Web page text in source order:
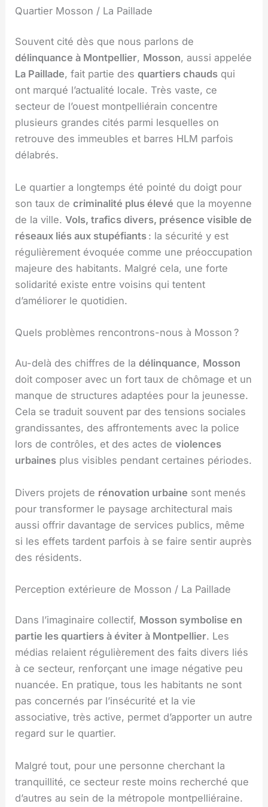
Quartier Mosson / La Paillade
Souvent cité dès que nous parlons de
délinquance à Montpellier, Mosson, aussi appelée
La Paillade, fait partie desquartiers chauds qui
ont marqué l’actualité locale. Très vaste, ce
secteur de l’ouest montpelliérain concentre
plusieurs grandes cités parmi lesquelles on
retrouve des immeubles et barres HLM parfois
délabrés.
Le quartier a longtemps été pointé du doigt pour
son taux decriminalité plus élevé que la moyenne
de la ville.Vols, trafics divers, présence visible de
réseaux liés aux stupéfiants : la sécurité y est
régulièrement évoquée comme une préoccupation
majeure des habitants. Malgré cela, une forte
solidarité existe entre voisins qui tentent
d’améliorer le quotidien.
Quels problèmes rencontrons-nous à Mosson ?
Au-delà des chiffres de ladélinquance, Mosson
doit composer avec un fort taux de chômage et un
manque de structures adaptées pour la jeunesse.
Cela se traduit souvent par des tensions sociales
grandissantes, des affrontements avec la police
lors de contrôles, et des actes deviolences
urbaines plus visibles pendant certaines périodes.
Divers projets de rénovation urbaine sont menés
pour transformer le paysage architectural mais
aussi offrir davantage de services publics, même
si les effets tardent parfois à se faire sentir auprès
des résidents.
Perception extérieure de Mosson / La Paillade
Dans l’imaginaire collectif, Mosson symbolise en
partie les quartiers à éviter à Montpellier. Les
médias relaient régulièrement des faits divers liés
à ce secteur, renforçant une image négative peu
nuancée. En pratique, tous les habitants ne sont
pas concernés par l’insécurité et la vie
associative, très active, permet d’apporter un autre
regard sur le quartier.
Malgré tout, pour une personne cherchant la
tranquillité, ce secteur reste moins recherché que
d’autres au sein de la métropole montpelliéraine.